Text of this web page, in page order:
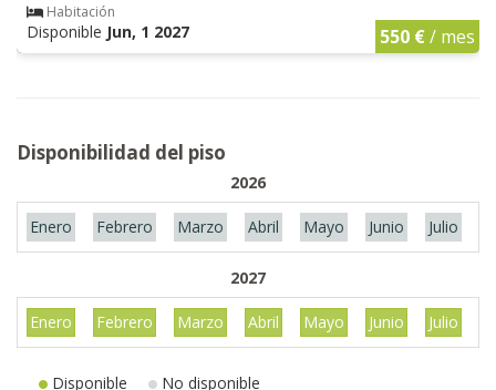
Habitación
Disponible Jun, 1 2027 550 €/ mes
Disponibilidad del piso
2026
Enero Febrero Marzo Abril Mayo Junio Julio
2027
Enero Febrero Marzo Abril Mayo Junio Julio
Disponible No disponible